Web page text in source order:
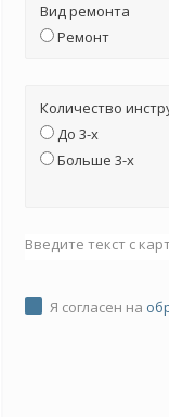
Вид ремонта
Ремонт
Количество
До 3-х
Больше 3-х
Введите текст с
Я согласен на